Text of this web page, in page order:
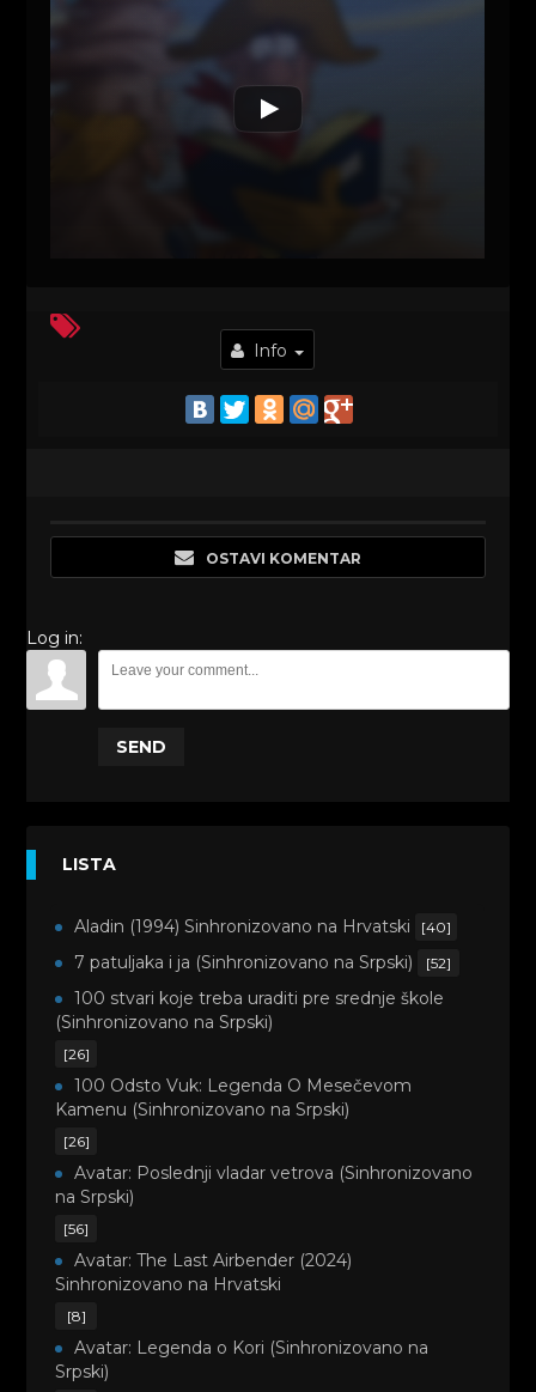
Info
OSTAVI KOMENTAR
Log in:
SEND
LISTA
Aladin (1994) Sinhronizovano na Hrvatski [40]
7 patuljaka i ja (Sinhronizovano na Srpski) [52]
100 stvari koje treba uraditi pre srednje škole
(Sinhronizovano na Srpski)
[26]
100 Odsto Vuk: Legenda O Mesečevom
Kamenu (Sinhronizovano na Srpski)
[26]
Avatar: Poslednji vladar vetrova (Sinhronizovano
na Srpski)
[56]
Avatar: The Last Airbender (2024)
Sinhronizovano na Hrvatski
[8]
Avatar: Legenda o Kori (Sinhronizovano na
Srpski)